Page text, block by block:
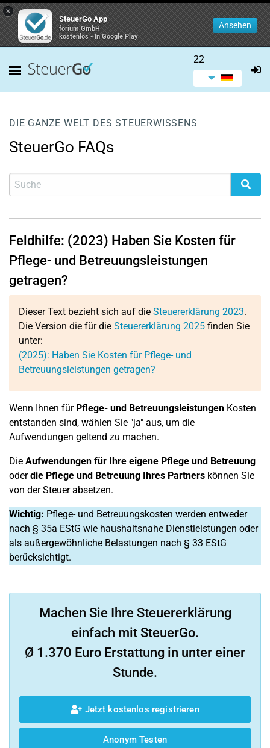
×
SteuerGo App
forium GmbH
kostenlos - In Google Play
Ansehen
22
DIE GANZE WELT DES STEUERWISSENS
SteuerGo FAQs
Feldhilfe: (2023) Haben Sie Kosten für
Pflege- und Betreuungsleistungen
getragen?
Dieser Text bezieht sich auf die Steuererklärung 2023.
Die Version die für die Steuererklärung 2025 finden Sie
unter:
(2025): Haben Sie Kosten für Pflege- und
Betreuungsleistungen getragen?
Wenn Ihnen für Pflege- und Betreuungsleistungen Kosten
entstanden sind, wählen Sie "ja" aus, um die
Aufwendungen geltend zu machen.
Die Aufwendungen für Ihre eigene Pflege und Betreuung
oderdie Pflege und Betreuung Ihres Partners können Sie
von der Steuer absetzen.
Wichtig: Pflege- und Betreuungskosten werden entweder
nach § 35a EStG wie haushaltsnahe Dienstleistungen oder
als außergewöhnliche Belastungen nach § 33 EStG
berücksichtigt.
Machen Sie Ihre Steuererklärung
einfach mit SteuerGo.
Ø 1.370 Euro Erstattung in unter einer
Stunde.
Jetzt kostenlos registrieren
Anonym Testen